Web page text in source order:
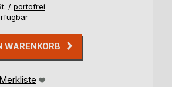
/ portofrei
WARENKORB